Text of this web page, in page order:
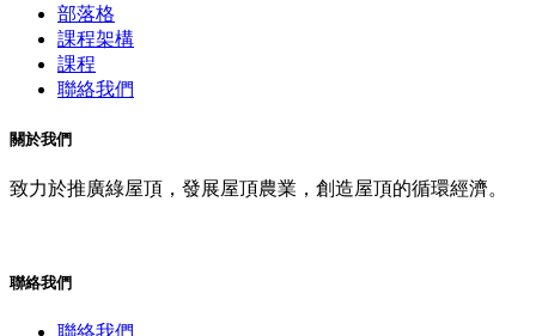
部落格
課程架構
課程
聯絡我們
關於我們
致力於推廣綠屋頂，發展屋頂農業，創造屋頂的循環經濟。
聯絡我們
聯絡我們